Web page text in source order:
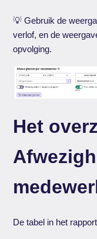
💡 Gebruik de
verlof, en de
opvolging.
Het
De tabel in het